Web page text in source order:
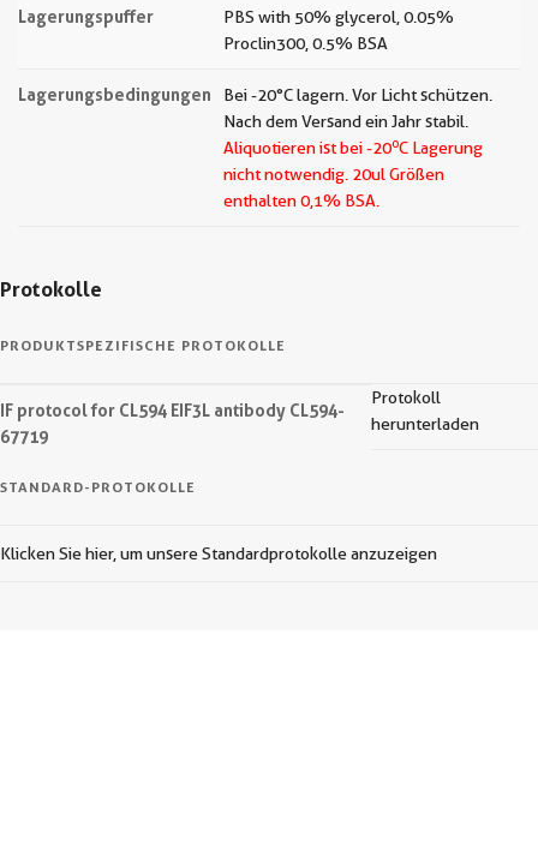
Lagerungspuffer
PBS with 50% glycerol, 0.05%
Proclin300, 0.5% BSA
Lagerungsbedingungen
Bei -20°C lagern. Vor Licht schützen.
Nach dem Versand ein Jahr stabil.
Aliquotieren ist bei -20oC Lagerung
nicht notwendig. 20ul Größen
enthalten 0,1% BSA.
Protokolle
PRODUKTSPEZIFISCHE PROTOKOLLE
IF protocol for CL594 EIF3L antibody CL594-
67719
Protokoll
herunterladen
STANDARD-PROTOKOLLE
Klicken Sie hier, um unsere Standardprotokolle anzuzeigen